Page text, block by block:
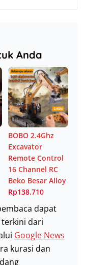
Anda
BOBO 2.4Ghz
Excavator
Remote Control
16 Channel RC
Beko Besar Alloy
Rp138.710
dapat
dari
Google News
kurasi dan